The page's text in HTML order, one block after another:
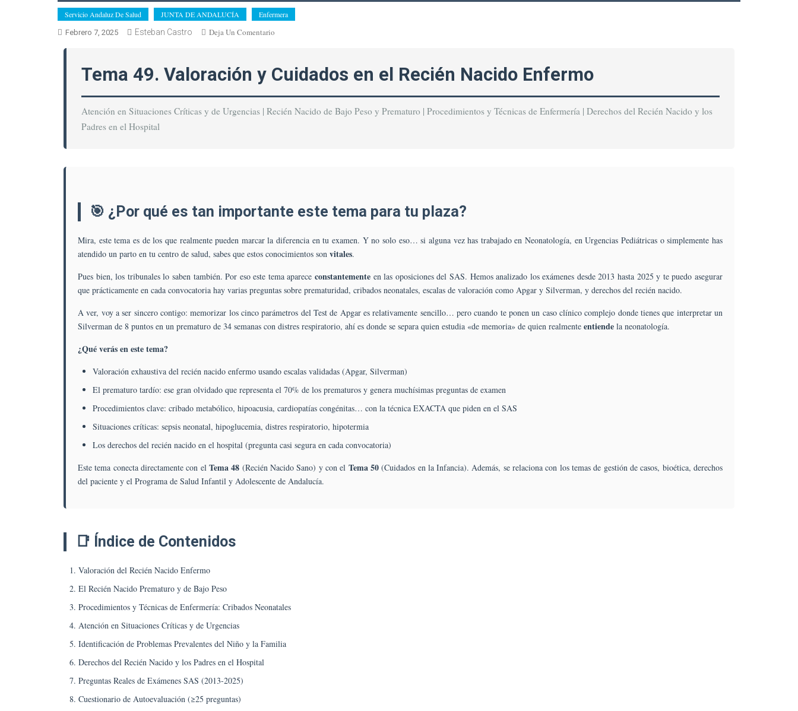
Servicio Andaluz De Salud JUNTA DE ANDALUCÍA Enfermera
Febrero 7, 2025 Esteban Castro Deja Un Comentario
49.
Valoración
Y
Cuidados
Situaciones
Y
De
Recién
Nacido
Bajo
Peso
Procedimientos
Técnicas
De
Enfermería.
De
Problemas
Recién
Los
Tema 49. Valoración y Cuidados en el Recién Nacido Enfermo
Atención en Situaciones Críticas y de Urgencias | Recién Nacido de Bajo Peso y Prematuro | Procedimientos y Técnicas de Enfermería | Derechos del Recién Nacido y los
Padres en el Hospital
🎯 ¿Por qué es tan importante este tema para tu plaza?
Mira, este tema es de los que realmente pueden marcar la diferencia en tu examen. Y no solo eso… si alguna vez has trabajado en Neonatología, en Urgencias Pediátricas o simplemente has
atendido un parto en tu centro de salud, sabes que estos conocimientos son vitales.
Pues bien, los tribunales lo saben también. Por eso este tema aparececonstantemente en las oposiciones del SAS. Hemos analizado los exámenes desde 2013 hasta 2025 y te puedo asegurar
que prácticamente en cada convocatoria hay varias preguntas sobre prematuridad, cribados neonatales, escalas de valoración como Apgar y Silverman, y derechos del recién nacido.
A ver, voy a ser sincero contigo: memorizar los cinco parámetros del Test de Apgar es relativamente sencillo… pero cuando te ponen un caso clínico complejo donde tienes que interpretar un
Silverman de 8 puntos en un prematuro de 34 semanas con distres respiratorio, ahí es donde se separa quien estudia «de memoria» de quien realmente entiende la neonatología.
¿Qué verás en este tema?
Valoración exhaustiva del recién nacido enfermo usando escalas validadas (Apgar, Silverman)
El prematuro tardío: ese gran olvidado que representa el 70% de los prematuros y genera muchísimas preguntas de examen
Procedimientos clave: cribado metabólico, hipoacusia, cardiopatías congénitas… con la técnica EXACTA que piden en el SAS
Situaciones críticas: sepsis neonatal, hipoglucemia, distres respiratorio, hipotermia
Los derechos del recién nacido en el hospital (pregunta casi segura en cada convocatoria)
Este tema conecta directamente con el Tema 48 (Recién Nacido Sano) y con el Tema 50(Cuidados en la Infancia). Además, se relaciona con los temas de gestión de casos, bioética, derechos
del paciente y el Programa de Salud Infantil y Adolescente de Andalucía.
📑 Índice de Contenidos
Valoración del Recién Nacido Enfermo
El Recién Nacido Prematuro y de Bajo Peso
Procedimientos y Técnicas de Enfermería: Cribados Neonatales
Atención en Situaciones Críticas y de Urgencias
Identificación de Problemas Prevalentes del Niño y la Familia
Derechos del Recién Nacido y los Padres en el Hospital
Preguntas Reales de Exámenes SAS (2013-2025)
Cuestionario de Autoevaluación (≥25 preguntas)